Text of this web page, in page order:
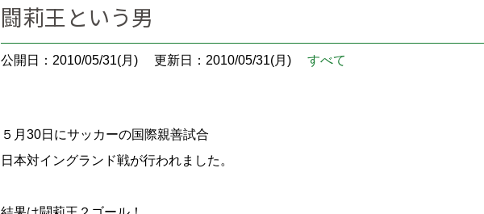
闘莉王という男
公開日：2010/05/31(月) 更新日：2010/05/31(月) すべて
５月30日にサッカーの国際親善試合
日本対イングランド戦が行われました。